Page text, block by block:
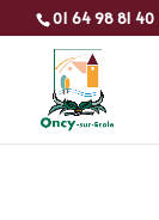
01 64 98 81 40